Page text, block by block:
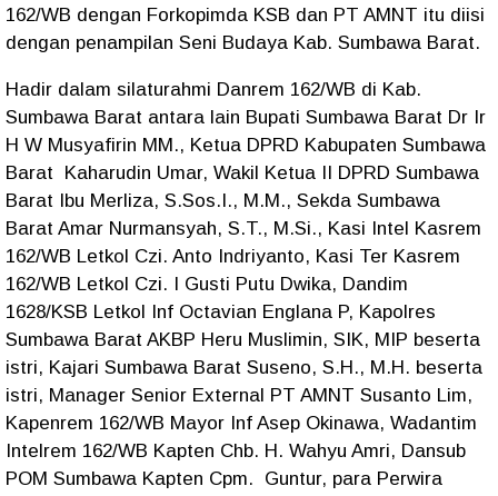
162/WB dengan Forkopimda KSB dan PT AMNT itu diisi
dengan penampilan Seni Budaya Kab. Sumbawa Barat.
Hadir dalam silaturahmi Danrem 162/WB di Kab.
Sumbawa Barat antara lain Bupati Sumbawa Barat Dr Ir
H W Musyafirin MM., Ketua DPRD Kabupaten Sumbawa
Barat Kaharudin Umar, Wakil Ketua II DPRD Sumbawa
Barat Ibu Merliza, S.Sos.I., M.M., Sekda Sumbawa
Barat Amar Nurmansyah, S.T., M.Si., Kasi Intel Kasrem
162/WB Letkol Czi. Anto Indriyanto, Kasi Ter Kasrem
162/WB Letkol Czi. I Gusti Putu Dwika, Dandim
1628/KSB Letkol Inf Octavian Englana P, Kapolres
Sumbawa Barat AKBP Heru Muslimin, SIK, MIP beserta
istri, Kajari Sumbawa Barat Suseno, S.H., M.H. beserta
istri, Manager Senior External PT AMNT Susanto Lim,
Kapenrem 162/WB Mayor Inf Asep Okinawa, Wadantim
Intelrem 162/WB Kapten Chb. H. Wahyu Amri, Dansub
POM Sumbawa Kapten Cpm. Guntur, para Perwira